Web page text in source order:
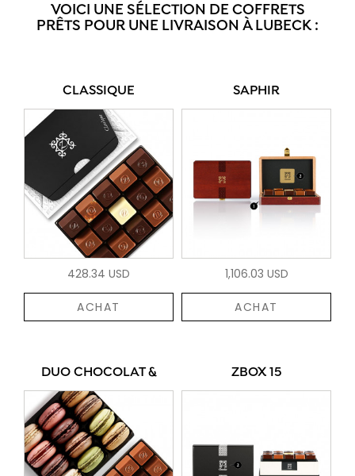
VOICI UNE SÉLECTION DE COFFRETS
PRÊTS POUR UNE LIVRAISON À LUBECK :
CLASSIQUE
428.34 USD
ACHAT
SAPHIR
1,106.03 USD
ACHAT
DUO CHOCOLAT & ZBOX 15